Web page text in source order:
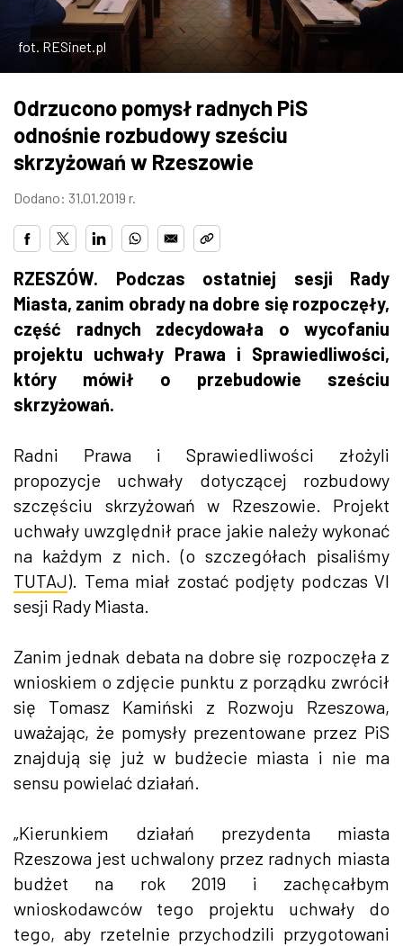
ZDJĘCIA
W RZESZOWIE
fot. RESinet.pl
Odrzucono pomysł radnych PiS
odnośnie rozbudowy sześciu
skrzyżowań w Rzeszowie
Dodano: 31.01.2019 r.
RZESZÓW. Podczas ostatniej sesji Rady
Miasta, zanim obrady na dobre się rozpoczęły,
część radnych zdecydowała o wycofaniu
projektu uchwały Prawa i Sprawiedliwości,
który mówił o przebudowie sześciu
skrzyżowań.
Radni Prawa i Sprawiedliwości złożyli
propozycje uchwały dotyczącej rozbudowy
szczęściu skrzyżowań w Rzeszowie. Projekt
uchwały uwzględnił prace jakie należy wykonać
na każdym z nich. (o szczegółach pisaliśmy
TUTAJ). Tema miał zostać podjęty podczas VI
sesji Rady Miasta.
Zanim jednak debata na dobre się rozpoczęła z
wnioskiem o zdjęcie punktu z porządku zwrócił
się Tomasz Kamiński z Rozwoju Rzeszowa,
uważając, że pomysły prezentowane przez PiS
znajdują się już w budżecie miasta i nie ma
sensu powielać działań.
„Kierunkiem działań prezydenta miasta
Rzeszowa jest uchwalony przez radnych miasta
budżet na rok 2019 i zachęcałbym
wnioskodawców tego projektu uchwały do
tego, aby rzetelnie przychodzili przygotowani